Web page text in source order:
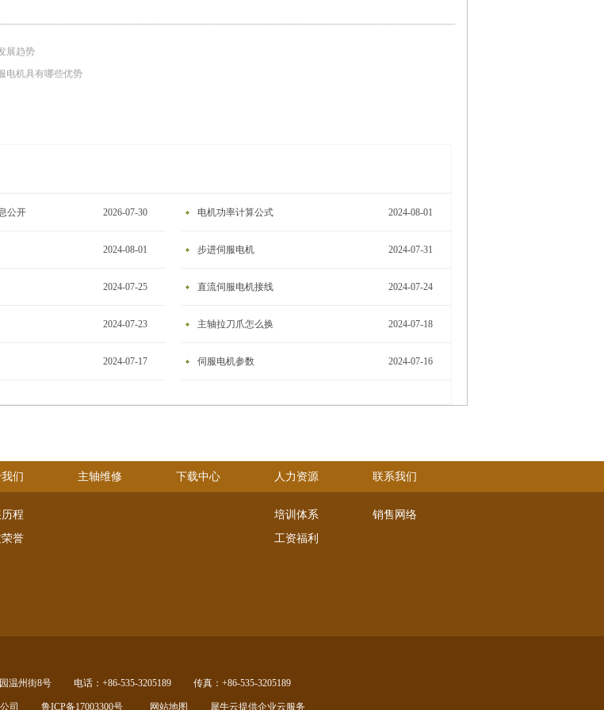
展趋势
电机具有哪些优势
公开 2026-07-30 电机功率计算公式 2024-08-01
2024-08-01 步进伺服电机 2024-07-31
2024-07-25 ​直流伺服电机接线 2024-07-24
2024-07-23 主轴拉刀爪怎么换 2024-07-18
2024-07-17 伺服电机参数 2024-07-16
们
程
誉
主轴维修 下载中心 人力资源
培训体系
工资福利
联系我们
销售网络
司 鲁ICP备17003300号 网站地图 犀牛云提供企业云服务
温州街8号 电话：+86-535-3205189 传真：+86-535-3205189